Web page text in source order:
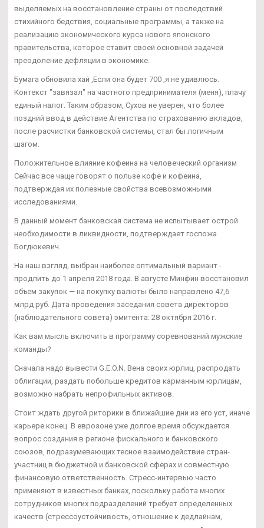
выделяемых на восстановление страны от последствий
стихийного бедствия, социальные программы, а также на
реализацию экономического курса нового японского
правительства, которое ставит своей основной задачей
преодоление дефляции в экономике.
Бумага обновила хай ,Если она будет 700 ,я не удивлюсь.
Контекст "завязал" на частного предпринимателя (меня), плачу
единый налог. Таким образом, Сухов не уверен, что более
поздний ввод в действие Агентства по страхованию вкладов,
после расчистки банковской системы, стал бы логичным
шагом.
Положительное влияние кофеина на человеческий организм
Сейчас все чаще говорят о пользе кофе и кофеина,
подтверждая их полезные свойства всевозможными
исследованиями.
В данный момент банковская система не испытывает острой
необходимости в ликвидности, подтверждает госпожа
Богдюкевич.
На наш взгляд, выбран наиболее оптимальный вариант -
продлить до 1 апреля 2018 года. В августе Минфин восстановил
объем закупок — на покупку валюты было направлено 47,6
млрд руб. Дата проведения заседания совета директоров
(наблюдательного совета) эмитента: 28 октября 2016 г.
Как вам мысль включить в программу соревнований мужские
команды?
Сначала надо вывести G.E.O.N. Вена своих юрлиц, распродать
облигации, раздать побольше кредитов карманным юрлицам,
возможно набрать непрофильных активов.
Стоит ждать другой риторики в ближайшие дни из его уст, иначе
карьере конец. В еврозоне уже долгое время обсуждается
вопрос создания в регионе фискального и банковского
союзов, подразумевающих тесное взаимодействие стран-
участниц в бюджетной и банковской сферах и совместную
финансовую ответственность. Стресс-интервью часто
применяют в известных банках, поскольку работа многих
сотрудников многих подразделений требует определенных
качеств (стрессоустойчивость, отношение к дедлайнам,